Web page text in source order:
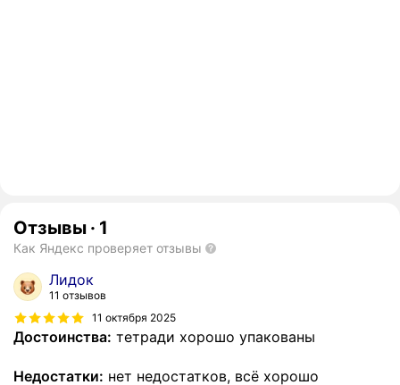
Отзывы · 1
Как Яндекс проверяет отзывы
Лидок
11 отзывов
11 октября 2025
Достоинства: тетради хорошо упакованы
Недостатки: нет недостатков, всё хорошо